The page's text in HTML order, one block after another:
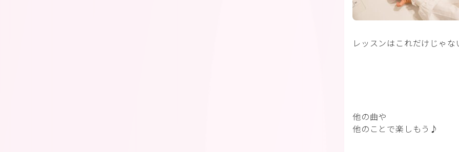
レッスンはこれだけじゃな
他の曲や
他のことで楽しもう♪